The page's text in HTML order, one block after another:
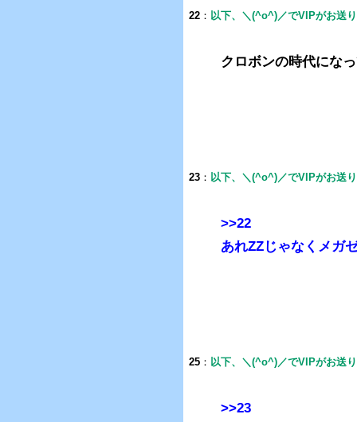
22 ： 以下、＼(^o^)／でVIPがお送
クロボンの時代にな
23 ： 以下、＼(^o^)／でVIPがお送
>>22
あれZZじゃなくメガ
25 ： 以下、＼(^o^)／でVIPがお送
>>23